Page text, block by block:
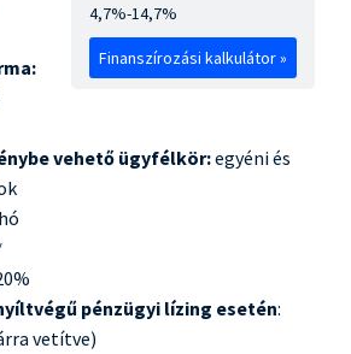
4,7%-14,7%
Finanszírozási kalkulátor »
vehető ügyfélkör:egyéni és
pénzügyi lízing esetén:
vetítve)